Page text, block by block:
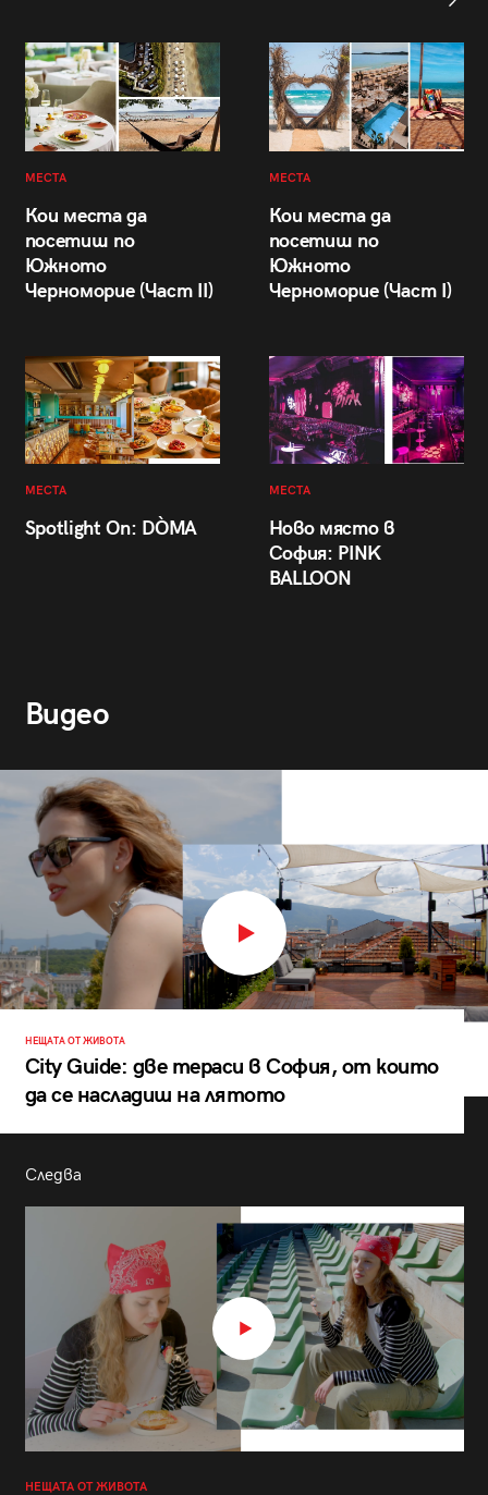
МЕСТА
Кои места да
посетиш по
Южното
Черноморие (Част II)
МЕСТА
Кои места да
посетиш по
Южното
Черноморие (Част I)
МЕСТА
Spotlight On: DÒMA
МЕСТА
Ново място в
София: PINK
BALLOON
Видео
НЕЩАТА ОТ ЖИВОТА
City Guide: две тераси в София, от които
да се насладиш на лятото
Следва
НЕЩАТА ОТ ЖИВОТА